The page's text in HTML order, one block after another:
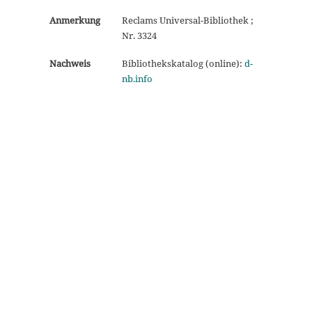
Anmerkung
Reclams Universal-Bibliothek ;
Nr. 3324
Nachweis Bibliothekskatalog (online): d-
nb.info